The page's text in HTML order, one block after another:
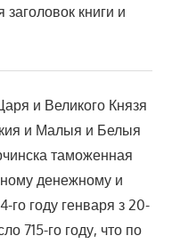
книги и
и Великого Князя
и Малыя и Белыя
таможенная
денежному и
го году генваря з 20-
715-го году, что по